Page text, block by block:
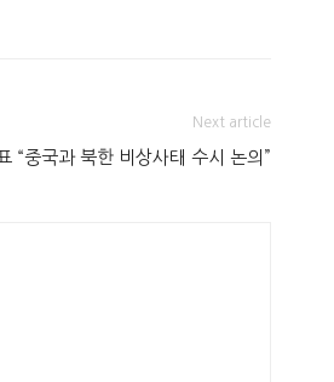
Next article
“중국과 북한 비상사태 수시 논의”